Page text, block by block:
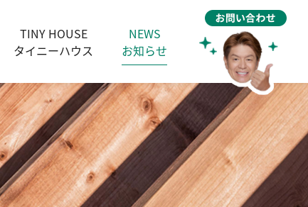
TINY HOUSE
タイニーハウス
NEWS
お知らせ